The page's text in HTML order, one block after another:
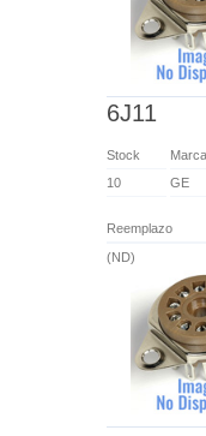
6J11
Stock Marca
10
GE
Reemplazo
(ND)